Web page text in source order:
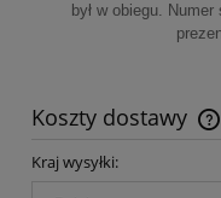
był w obiegu.
Koszty dostawy
Cena nie zawiera
Kraj wysyłki: